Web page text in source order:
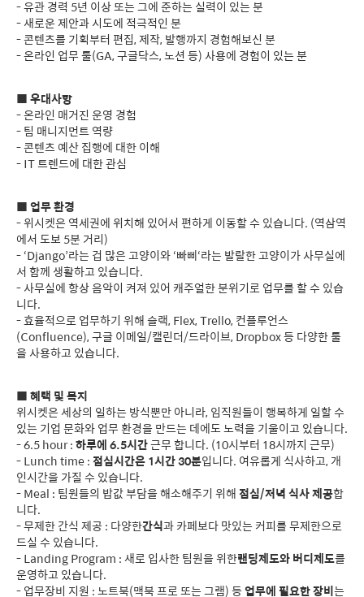
- 유관 경력 5년 이상 또는 그에 준하는 실력이 있는 분
- 새로운 제안과 시도에 적극적인 분
- 콘텐츠를 기획부터 편집, 제작, 발행까지 경험해보신 분
- 온라인 업무 툴(GA, 구글닥스, 노션 등) 사용에 경험이 있는 분
우대사항
- 온라인 매거진 운영 경험
- 팀 매니지먼트 역량
- 콘텐츠 예산 집행에 대한 이해
- IT 트렌드에 대한 관심
업무 환경
- 위시켓은 역세권에 위치해 있어서 편하게 이동할 수 있습니다. (역삼역
에서 도보 5분 거리)
- ‘Django’라는 겁 많은 고양이와 ‘빠삐‘라는 발랄한 고양이가 사무실에
서 함께 생활하고 있습니다.
- 사무실에 항상 음악이 켜져 있어 캐주얼한 분위기로 업무를 할 수 있습
니다.
- 효율적으로 업무하기 위해 슬랙, Flex, Trello, 컨플루언스
(Confluence), 구글 이메일/캘린더/드라이브, Dropbox 등 다양한 툴
을 사용하고 있습니다.
혜택 및 복지
위시켓은 세상의 일하는 방식뿐만 아니라, 임직원들이 행복하게 일할 수
있는 기업 문화와 업무 환경을 만드는 데에도 노력을 기울이고 있습니다.
- 6.5 hour : 하루에 6.5시간근무 합니다. (10시부터 18시까지 근무)
- Lunch time : 점심시간은 1시간 30분입니다. 여유롭게 식사하고, 개
인시간을 가질 수 있습니다.
- Meal : 팀원들의 밥값 부담을 해소해주기 위해 점심/저녁 식사 제공합
니다.
- 무제한 간식 제공 : 다양한간식과 카페보다 맛있는 커피를 무제한으로
드실 수 있습니다.
- Landing Program : 새로 입사한 팀원을 위한랜딩제도와 버디제도를
운영하고 있습니다.
- 업무장비 지원 : 노트북(맥북 프로 또는 그램) 등 업무에 필요한 장비 는